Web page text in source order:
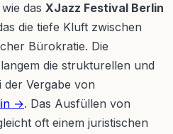
das XJazz Festival Berlin
die tiefe Kluft zwischen
Bürokratie. Die
die strukturellen und
Vergabe von
→. Das Ausfüllen von
oft einem juristischen